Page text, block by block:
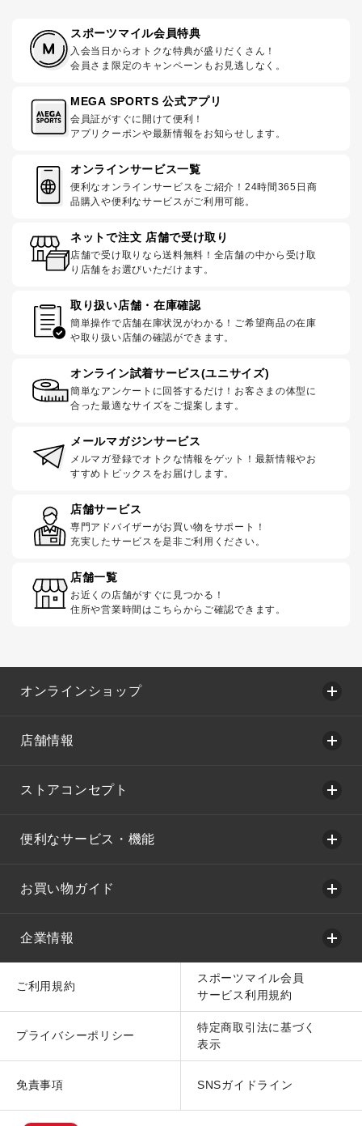
スポーツマイル会員特典
入会当日からオトクな特典が盛りだくさん！
会員さま限定のキャンペーンもお見逃しなく。
MEGA SPORTS 公式アプリ
会員証がすぐに開けて便利！
アプリクーポンや最新情報をお知らせします。
オンラインサービス一覧
便利なオンラインサービスをご紹介！24時間365日商
品購入や便利なサービスがご利用可能。
ネットで注文 店舗で受け取り
店舗で受け取りなら送料無料！全店舗の中から受け取
り店舗をお選びいただけます。
取り扱い店舗・在庫確認
簡単操作で店舗在庫状況がわかる！ご希望商品の在庫
や取り扱い店舗の確認ができます。
オンライン試着サービス(ユニサイズ)
簡単なアンケートに回答するだけ！お客さまの体型に
合った最適なサイズをご提案します。
メールマガジンサービス
メルマガ登録でオトクな情報をゲット！最新情報やお
すすめトピックスをお届けします。
店舗サービス
専門アドバイザーがお買い物をサポート！
充実したサービスを是非ご利用ください。
店舗一覧
お近くの店舗がすぐに見つかる！
住所や営業時間はこちらからご確認できます。
オンラインショップ
店舗情報
ストアコンセプト
便利なサービス・機能
お買い物ガイド
企業情報
ご利用規約
スポーツマイル会員
サービス利用規約
プライバシーポリシー
特定商取引法に基づく
表示
免責事項 SNSガイドライン